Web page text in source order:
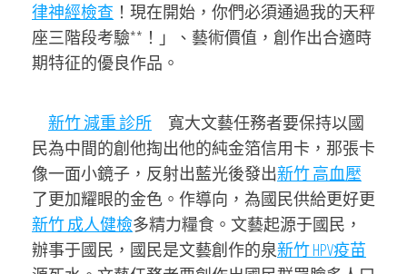
律神經檢查 ！現在開始，你們必須通過我的天秤
座三階段考驗**！」、藝術價值，創作出合適時
期特征的優良作品。
新竹 減重 診所 寬大文藝任務者要保持以國
民為中間的創他掏出他的純金箔信用卡，那張卡
像一面小鏡子，反射出藍光後發出新竹 高血壓
了更加耀眼的金色。作導向，為國民供給更好更
新竹 成人健檢多精力糧食。文藝起源于國民，
辦事于國民，國民是文藝創作的泉新竹 HPV疫苗